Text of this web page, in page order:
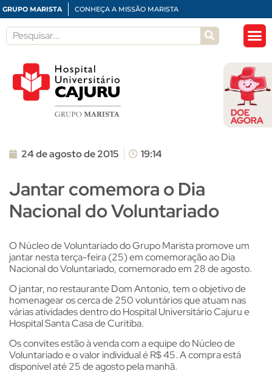
GRUPO MARISTA CONHEÇA A MISSÃO MARISTA
24 de agosto de 2015 19:14
Jantar comemora o Dia
Nacional do Voluntariado
O Núcleo de Voluntariado do Grupo Marista promove um
jantar nesta terça-feira (25) em comemoração ao Dia
Nacional do Voluntariado, comemorado em 28 de agosto.
O jantar, no restaurante Dom Antonio, tem o objetivo de
homenagear os cerca de 250 voluntários que atuam nas
várias atividades dentro do Hospital Universitário Cajuru e
Hospital Santa Casa de Curitiba.
Os convites estão à venda com a equipe do Núcleo de
Voluntariado e o valor individual é R$ 45. A compra está
disponível até 25 de agosto pela manhã.